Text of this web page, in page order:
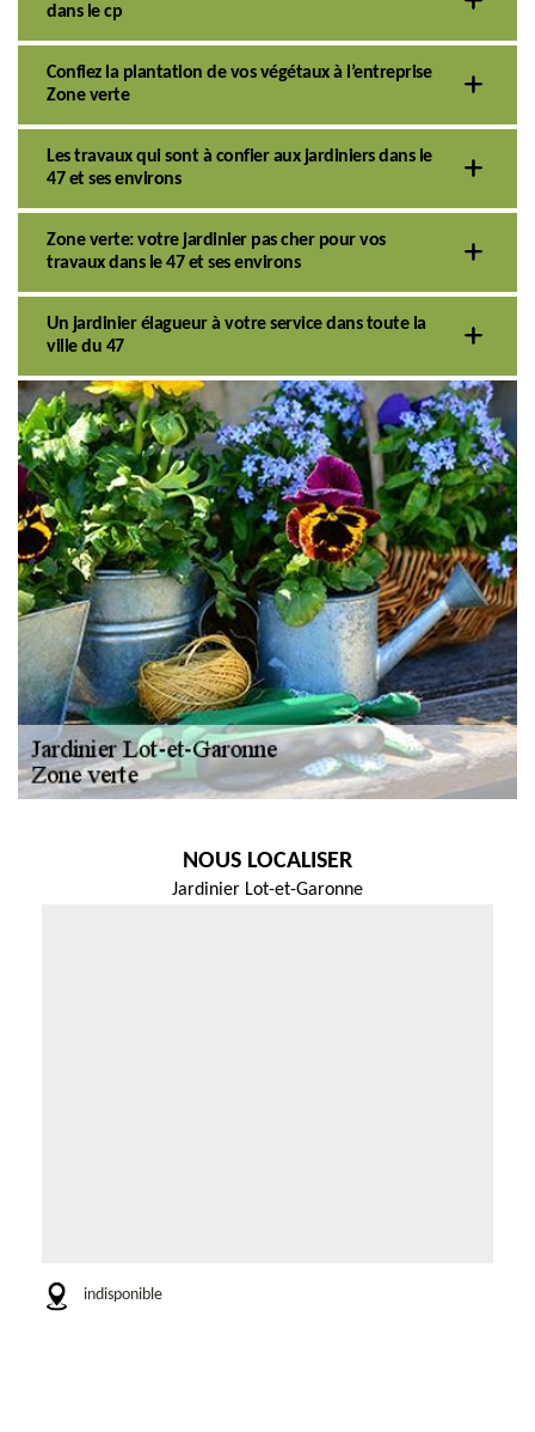
dans le cp
Confiez la plantation de vos végétaux à l’entreprise
Zone verte
Les travaux qui sont à confier aux jardiniers dans le
47 et ses environs
Zone verte: votre jardinier pas cher pour vos
travaux dans le 47 et ses environs
Un jardinier élagueur à votre service dans toute la
ville du 47
NOUS LOCALISER
Jardinier Lot-et-Garonne
indisponible